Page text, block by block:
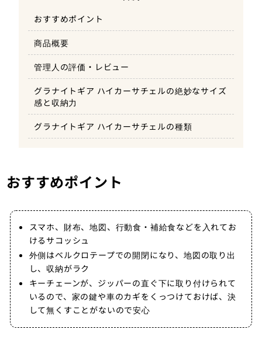
おすすめポイント
商品概要
管理人の評価・レビュー
グラナイトギア ハイカーサチェルの絶妙なサイズ
感と収納力
グラナイトギア ハイカーサチェルの種類
おすすめポイント
スマホ、財布、地図、行動食・補給食などを入れてお
けるサコッシュ
外側はベルクロテープでの開閉になり、地図の取り出
し、収納がラク
キーチェーンが、ジッパーの直ぐ下に取り付けられて
いるので、家の鍵や車のカギをくっつけておけば、決
して無くすことがないので安心